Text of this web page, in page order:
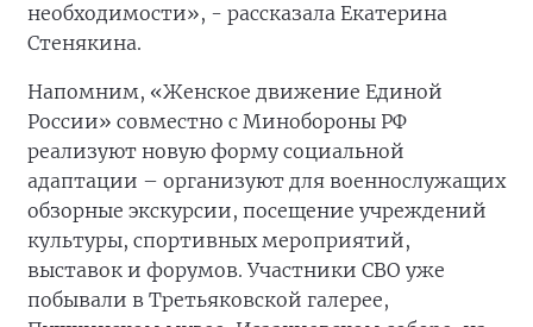
необходимости», - рассказала Екатерина
Стенякина.
Напомним, «Женское движение Единой
России» совместно с Минобороны РФ
реализуют новую форму социальной
адаптации – организуют для военнослужащих
обзорные экскурсии, посещение учреждений
культуры, спортивных мероприятий,
выставок и форумов. Участники СВО уже
побывали в Третьяковской галерее,